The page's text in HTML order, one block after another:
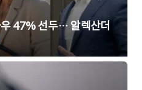
47% 선두… 알렉산더